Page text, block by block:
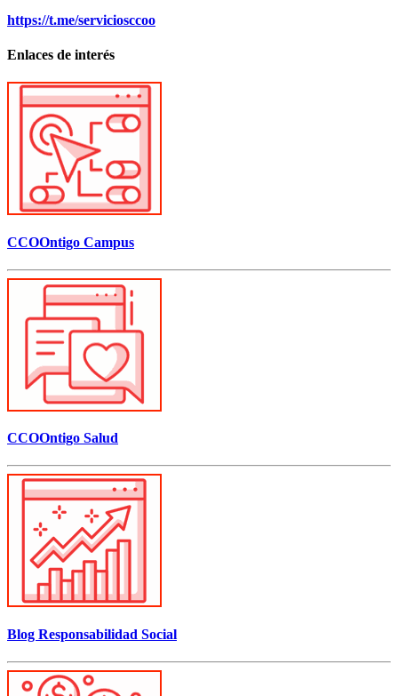
https://t.me/serviciosccoo
Enlaces de interés
CCOOntigo Campus
CCOOntigo Salud
Blog Responsabilidad Social